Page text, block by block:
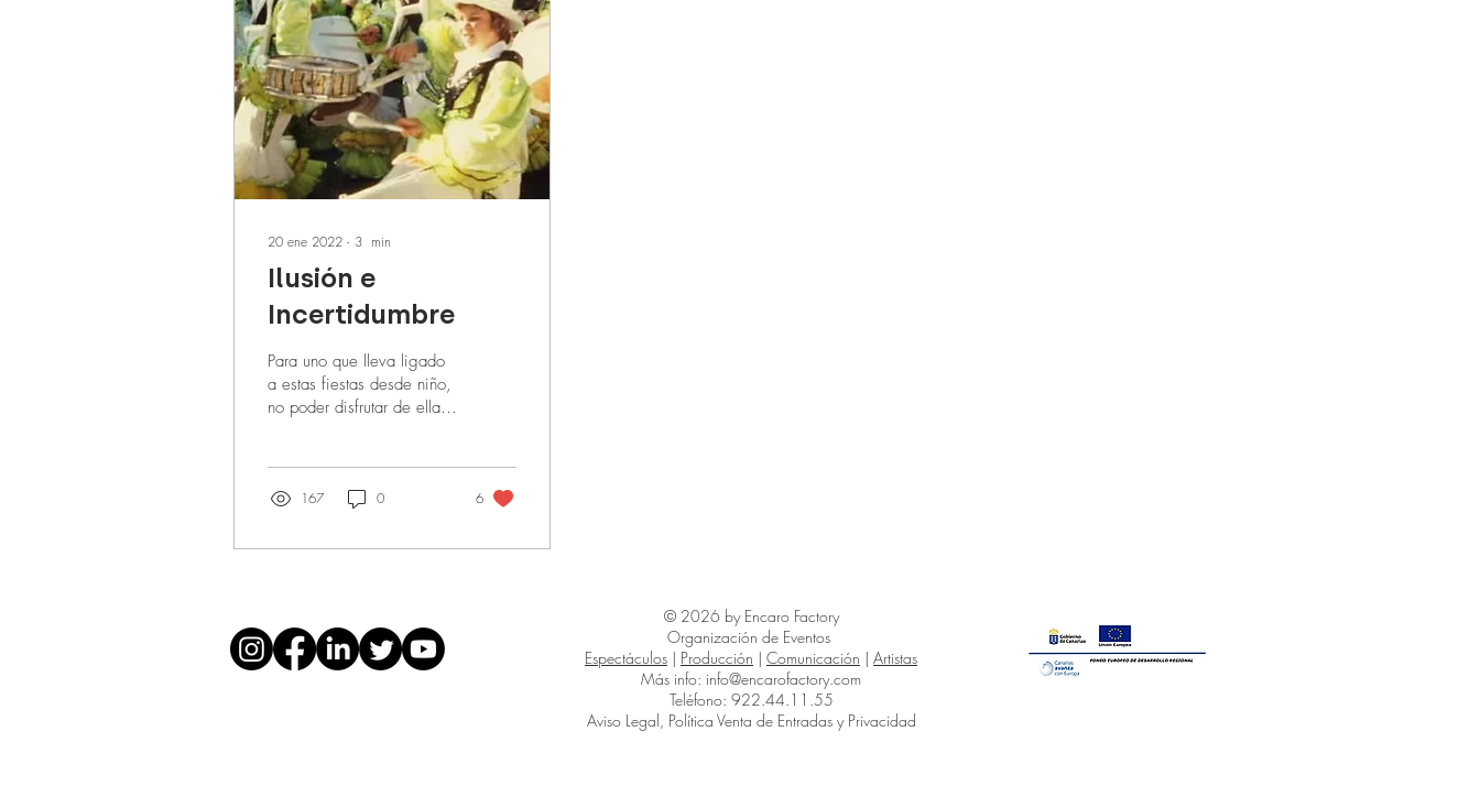
20 ene 2022 ∙ 3 min
Ilusión e
Incertidumbre
Para uno que lleva ligado
a estas fiestas desde niño,
no poder disfrutar de ellas,
167 0 6
© 2026 by Encaro Factory
Organización de Eventos
Espectáculos | Producción | Comunicación | Artistas
Más info: info@encarofactory.com
Teléfono: 922.44.11.55
Aviso Legal, Política Venta de Entradas y Privacidad